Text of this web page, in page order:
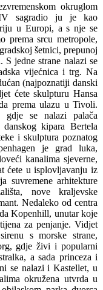
okruglom
sagradio ju je kao
u Europi, a s nje se
prema srcu metropole,
šetnici, prepunoj
jedne strane nalazi se
vijećnica i trg. Na
(najpoznatiji danski
ćete skulpturu Hansa
prema ulazu u Tivoli.
gdje se nalazi palača
kipara Bertela
i skulptura poznatog
je grad luka,
kanalima sjeverne,
ćete u isplovljavanju iz
suvremene arhitekture
nove kraljevske
Nedaleko od centra
Kopenhill, unutar koje
za penjanje. Vidjet
s morske strane,
gdje živi i popularni
a sada princeza i
se nalazi i Kastellet, u
okružena utvrda u